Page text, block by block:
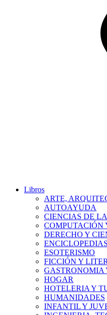
Libros
ARTE,
AUTOAYUDA
CIENCIAS DE
COMPUTACIÓN
DERECHO Y
ESOTERISMO
FICCIÓN Y
GASTRONOMIA
HOGAR
HOTELERIA Y
HUMANIDADES
INFANTIL Y